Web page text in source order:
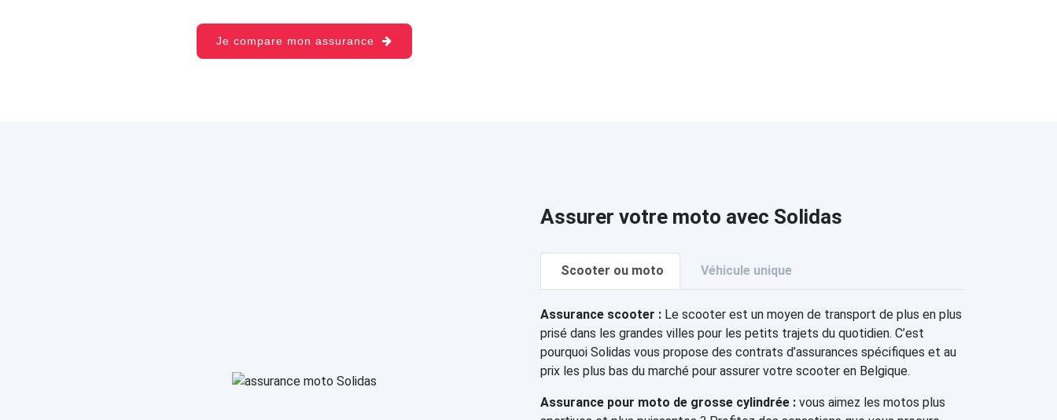
Je compare mon assurance
Assurer votre moto avec Solidas
Scooter ou moto Véhicule unique
Assurance scooter : Le scooter est un moyen de transport de plus en plus
prisé dans les grandes villes pour les petits trajets du quotidien. C’est
pourquoi Solidas vous propose des contrats d’assurances spécifiques et au
prix les plus bas du marché pour assurer votre scooter en Belgique.
Assurance pour moto de grosse cylindrée : vous aimez les motos plus